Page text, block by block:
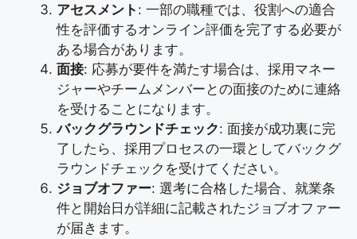
アセスメント : 一部の職種では、役割への適合
性を評価するオンライン評価を完了する必要が
ある場合があります。
面接: 応募が要件を満たす場合は、採用マネー
ジャーやチームメンバーとの面接のために連絡
を受けることになります。
バックグラウンドチェック: 面接が成功裏に完
了したら、採用プロセスの一環としてバックグ
ラウンドチェックを受けてください。
ジョブオファー: 選考に合格した場合、就業条
件と開始日が詳細に記載されたジョブオファー
が届きます。